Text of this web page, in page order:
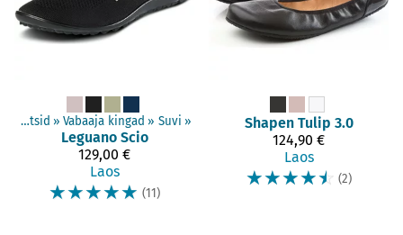
Täiskasvanud jalatsid ‪» Vabaaja kingad ‪» Suvi ‪»
Leguano Scio
129,00 €
Laos
☆☆☆☆☆ (11)
Shapen Tulip 3.0
124,90 €
Laos
☆☆☆☆☆ (2)